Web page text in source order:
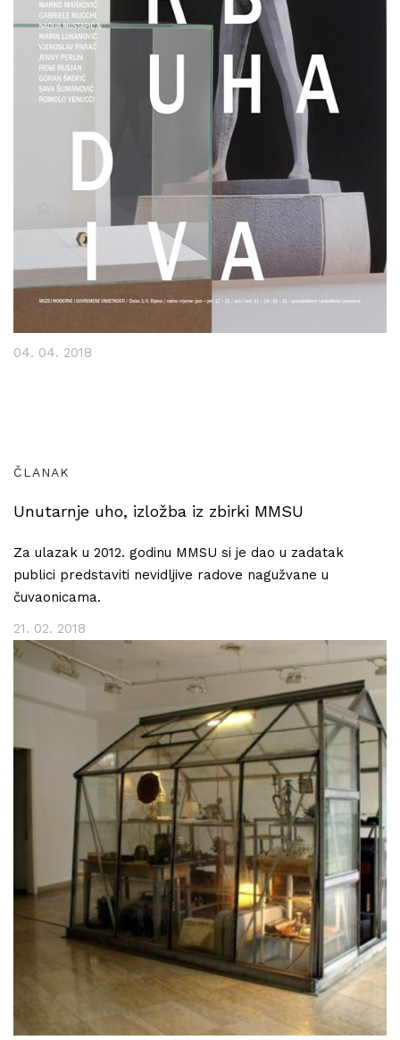
04. 04. 2018
ČLANAK
Unutarnje uho, izložba iz zbirki MMSU
Za ulazak u 2012. godinu MMSU si je dao u zadatak
publici predstaviti nevidljive radove nagužvane u
čuvaonicama.
21. 02. 2018